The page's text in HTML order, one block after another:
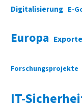
Digitalisierung E-
Europa Exporte
Forschungsprojekte
IT-